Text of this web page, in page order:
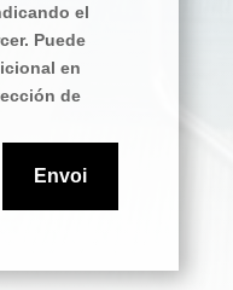
el
Puede
en
de
Envoi